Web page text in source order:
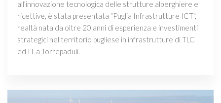
all’innovazione tecnologica delle strutture alberghiere e
ricettive, è stata presentata “Puglia Infrastrutture ICT",
realtà nata da oltre 20 anni di esperienza e investimenti
strategici nel territorio pugliese in infrastrutture di TLC
ed IT a Torrepaduli.